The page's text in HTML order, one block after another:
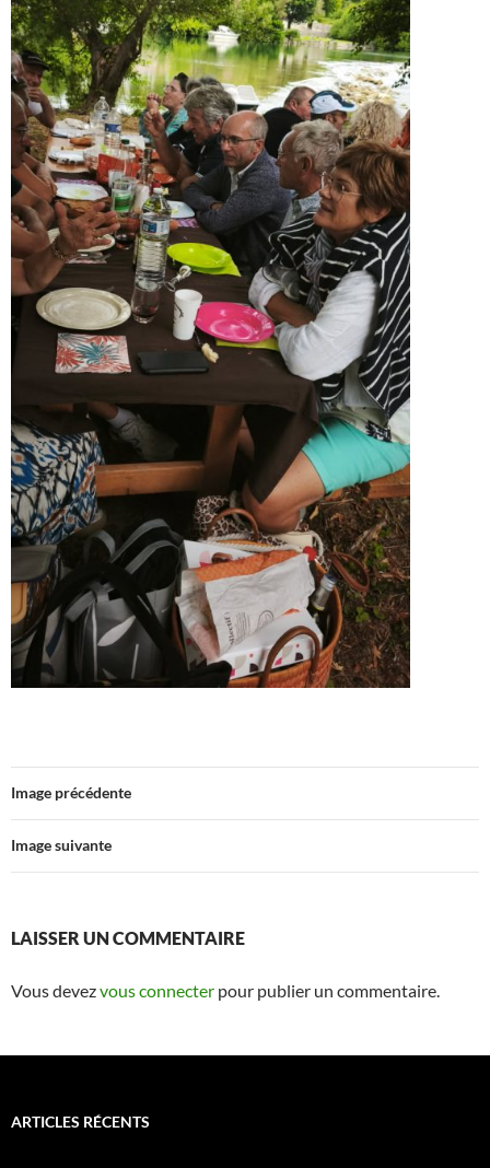
Image précédente
Image suivante
LAISSER UN COMMENTAIRE
Vous devezvous connecter pour publier un commentaire.
ARTICLES RÉCENTS